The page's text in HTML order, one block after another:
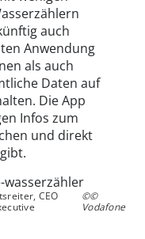
auch
Anwendung
als auch
Daten auf
Die App
Infos zum
und direkt
CEO
©©
Vodafone